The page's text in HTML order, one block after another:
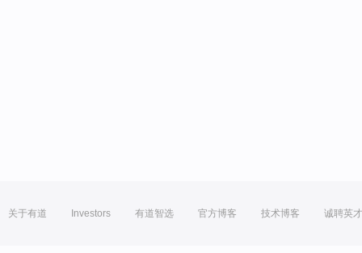
关于有道 Investors 有道智选 官方博客 技术博客 诚聘英才